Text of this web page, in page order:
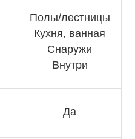
Полы/лестницы
Кухня, ванная
Снаружи
Внутри
Да